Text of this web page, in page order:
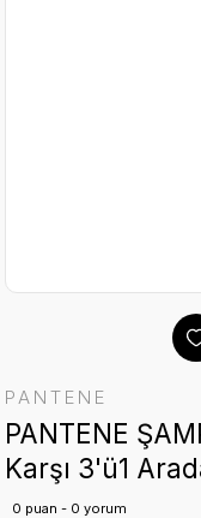
PANTENE
PANTENE
Karşı 3'ü1
0 puan - 0 yorum